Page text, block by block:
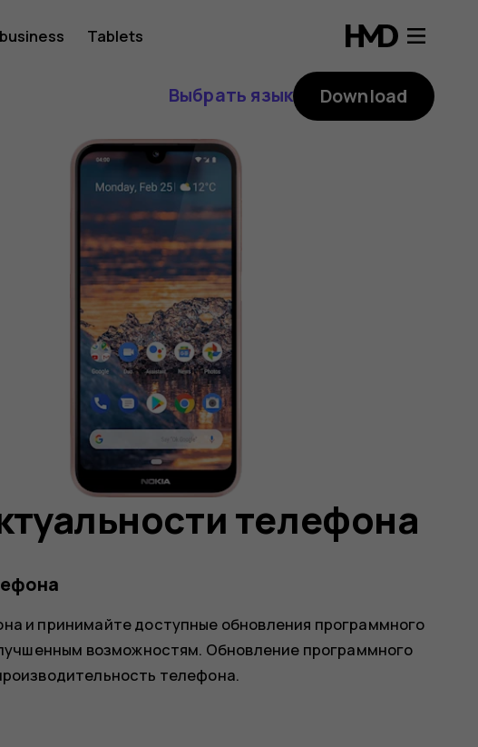
Tablets
Выбрать язык Download
телефона
и принимайте доступные обновления программного
возможностям. Обновление программного
телефона.